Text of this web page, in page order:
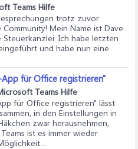
Teams Hilfe
trotz zuvor
Community! Mein Name ist Dave
Ich habe letzten
und habe nun eine
für Office registrieren"
Teams Hilfe
für Office registrieren" lässt
in den Einstellungen in
zwar herausnehmen,
ist es immer wieder